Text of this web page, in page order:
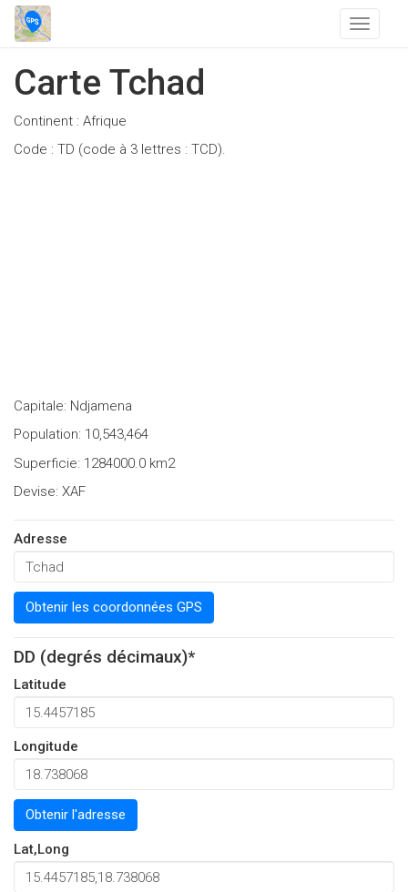
T
o
Carte Tchad
Continent : Afrique
Code : TD (code à 3 lettres : TCD).
Capitale: Ndjamena
Population: 10,543,464
Superficie: 1284000.0 km2
Devise: XAF
Adresse
Obtenir les coordonnées GPS
DD (degrés décimaux)*
Latitude
Longitude
Obtenir l'adresse
Lat,Long